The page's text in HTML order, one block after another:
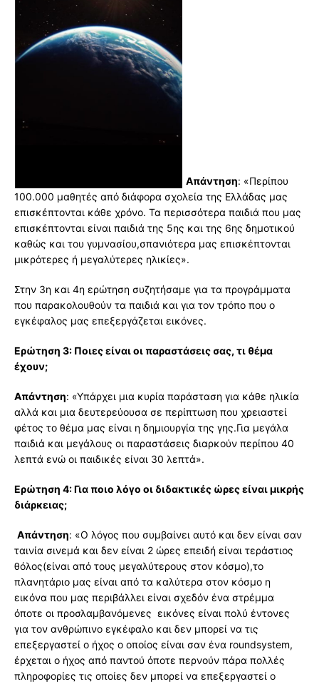
Απάντηση: «Περίπου
100.000 μαθητές από διάφορα σχολεία της Ελλάδας μας
επισκέπτονται κάθε χρόνο. Τα περισσότερα παιδιά που μας
επισκέπτονται είναι παιδιά της 5ης και της 6ης δημοτικού
καθώς και του γυμνασίου,σπανιότερα μας επισκέπτονται
μικρότερες ή μεγαλύτερες ηλικίες».
Στην 3η και 4η ερώτηση συζητήσαμε για τα προγράμματα
που παρακολουθούν τα παιδιά και για τον τρόπο που ο
εγκέφαλος μας επεξεργάζεται εικόνες.
Ερώτηση 3: Ποιες είναι οι παραστάσεις σας, τι θέμα
έχουν;
Απάντηση: «Υπάρχει μια κυρία παράσταση για κάθε ηλικία
αλλά και μια δευτερεύουσα σε περίπτωση που χρειαστεί
φέτος το θέμα μας είναι η δημιουργία της γης.Για μεγάλα
παιδιά και μεγάλους οι παραστάσεις διαρκούν περίπου 40
λεπτά ενώ οι παιδικές είναι 30 λεπτά».
Ερώτηση 4: Για ποιο λόγο οι διδακτικές ώρες είναι μικρής
διάρκειας;
Απάντηση: «Ο λόγος που συμβαίνει αυτό και δεν είναι σαν
ταινία σινεμά και δεν είναι 2 ώρες επειδή είναι τεράστιος
θόλος(είναι από τους μεγαλύτερους στον κόσμο),το
πλανητάριο μας είναι από τα καλύτερα στον κόσμο η
εικόνα που μας περιβάλλει είναι σχεδόν ένα στρέμμα
όποτε οι προσλαμβανόμενες εικόνες είναι πολύ έντονες
για τον ανθρώπινο εγκέφαλο και δεν μπορεί να τις
επεξεργαστεί ο ήχος ο οποίος είναι σαν ένα roundsystem,
έρχεται ο ήχος από παντού όποτε περνούν πάρα πολλές
πληροφορίες τις οποίες δεν μπορεί να επεξεργαστεί ο